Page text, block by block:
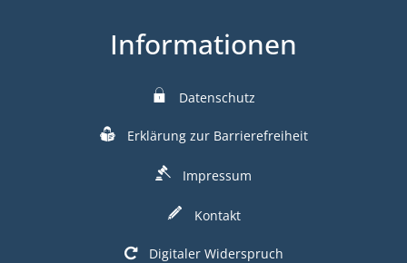
Informationen
Datenschutz
Erklärung zur Barrierefreiheit
Impressum
Kontakt
Digitaler Widerspruch